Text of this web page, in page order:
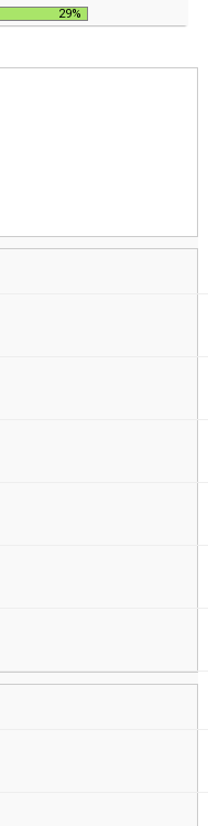
29%